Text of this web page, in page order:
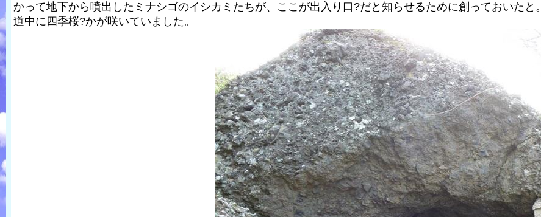
かって地下から噴出したミナシゴのイシカミたちが、ここが出入り口?だと知らせるために創っておいたと。
道中に四季桜?かが咲いていました。